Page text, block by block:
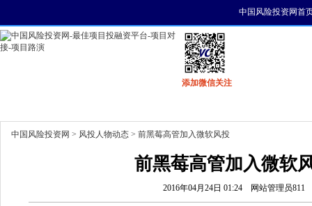
中国风险投资网首
添加微信关注
中国风险投资网 > 风投人物动态 > 前黑莓高管加入微软风投
前黑莓高管加入微软
2016年04月24日 01:24 网站管理员811